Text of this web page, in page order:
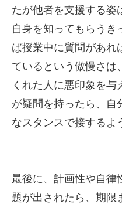
たが他者を支援する姿
自身を知ってもらうき
ば授業中に質問があれ
ているという傲慢さは
くれた人に悪印象を
が疑問を持ったら、自
なスタンスで接するよ
最後に、計画性や自律
題が出されたら、期限